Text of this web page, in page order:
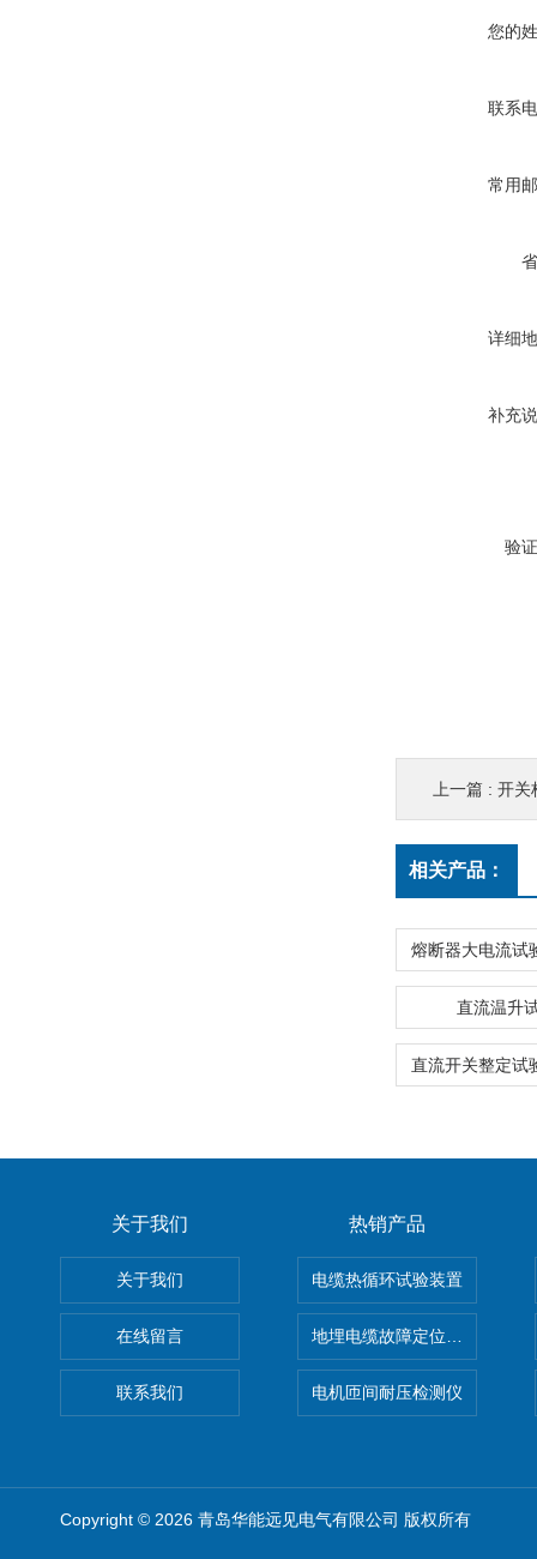
您的
联系
常用
详细
补充
验
上一篇 : 开关
相关产品：
直流温升
关于我们
关于我们
在线留言
联系我们
热销产品
电缆热循环试验装置
地埋电缆故障定位仪 地下电
电机匝间耐压检测仪
Copyright © 2026 青岛华能远见电气有限公司 版权所有